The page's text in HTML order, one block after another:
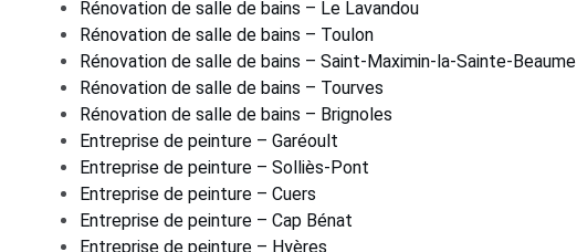
Rénovation de salle de bains – Le Lavandou
Rénovation de salle de bains – Toulon
Rénovation de salle de bains – Saint-Maximin-la-Sainte-Beaume
Rénovation de salle de bains – Tourves
Rénovation de salle de bains – Brignoles
Entreprise de peinture – Garéoult
Entreprise de peinture – Solliès-Pont
Entreprise de peinture – Cuers
Entreprise de peinture – Cap Bénat
Entreprise de peinture – Hyères